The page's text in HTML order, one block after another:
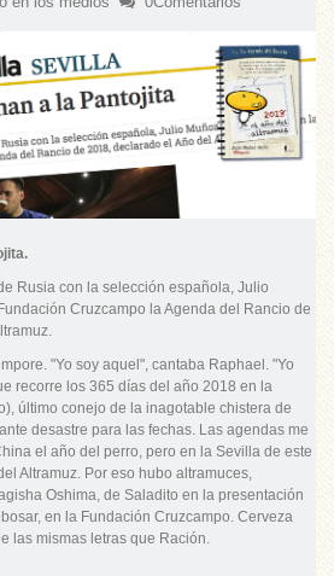
Rusia con la selección española, Julio
Cruzcampo la Agenda del Rancio de
. "Yo soy aquel", cantaba Raphael. "Yo
recorre los 365 días del año 2018 en la
último conejo de la inagotable chistera de
desastre para las fechas. Las agendas me
el año del perro, pero en la Sevilla de este
Altramuz. Por eso hubo altramuces,
Oshima, de Saladito en la presentación
en la Fundación Cruzcampo. Cerveza
las mismas letras que Ración.